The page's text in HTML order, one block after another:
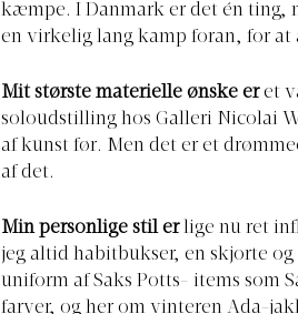
kæmpe. I Danmark er det én ting,
en virkelig lang kamp foran, for at
Mit største materielle ønske eret
soloudstilling hos Galleri Nicolai
af kunst før. Men det er et
af det.
Min personlige stil erlige nu ret
jeg altid habitbukser, en skjorte og
uniform af Saks Potts- items som
farver, og her om vinteren Ada-